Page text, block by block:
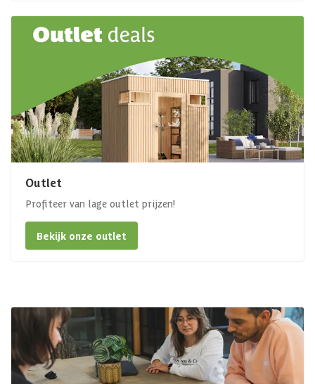
Outlet
Profiteer van lage outlet prijzen!
Bekijk onze outlet